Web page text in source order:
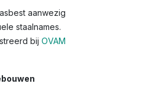
aanwezig
staalnames.
bij OVAM